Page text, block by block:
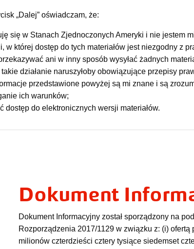
„Dalej” oświadczam, że:
się w Stanach Zjednoczonych Ameryki i nie jestem
w której dostęp do tych materiałów jest niezgodny z
ani w inny sposób wysyłać żadnych
działanie naruszyłoby obowiązujące przepisy
przedstawione powyżej są mi znane i są
ich warunków;
dostęp do elektronicznych wersji materiałów.
Dokument
Dokument Informacyjny został sporządzony na
Rozporządzenia 2017/1129 w związku z: (i)
milionów czterdzieści cztery tysiące siedemset